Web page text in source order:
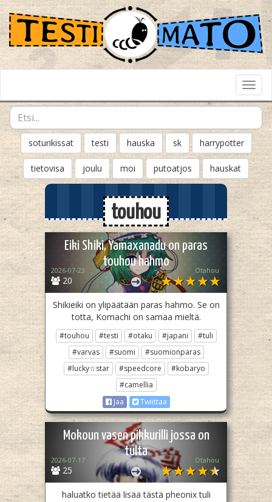
soturikissat testi hauska sk harrypotter
tietovisa joulu moi putoatjos hauskat
touhou
Eiki Shiki, Yamaxanadu on paras
touhou hahmo
20
2026-07-23 Otahou
Shikieiki on ylipäätään paras hahmo. Se on
totta, Komachi on samaa mieltä.
#touhou #testi #otaku #japani
#tuli
#varvas
#suomi
#suomionparas
#lucky☆star
#speedcore
#kobaryo
#camellia
Jaa
Twiittaa
Mokoun vasen pikkurilli jossa on
tulta
25
2026-07-17 Otahou
haluatko tietää lisää tästä pheonix tuli